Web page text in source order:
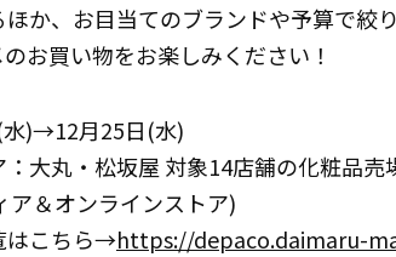
か、お目当てのブランドや予算で絞
お買い物をお楽しみください！
)→12月25日(水)
大丸・松坂屋 対象14店舗の化粧品売
ア＆オンラインストア)
はこちら→https://depaco.daimaru-